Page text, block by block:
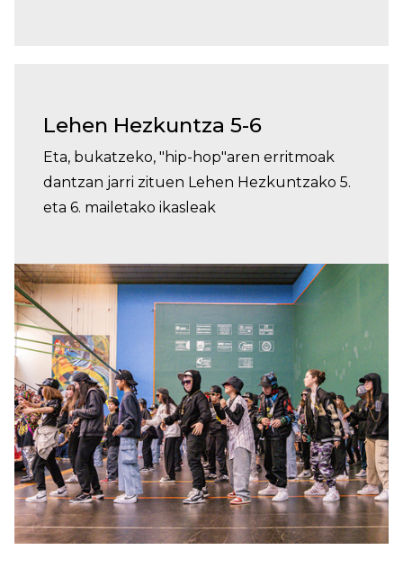
Lehen Hezkuntza 5-6
Eta, bukatzeko, "hip-hop"aren erritmoak
dantzan jarri zituen Lehen Hezkuntzako 5.
eta 6. mailetako ikasleak